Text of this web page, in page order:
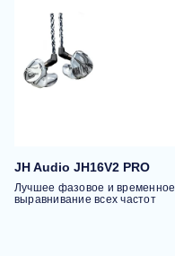
JH Audio JH16V2 PRO
Лучшее фазовое и временное
выравнивание всех частот